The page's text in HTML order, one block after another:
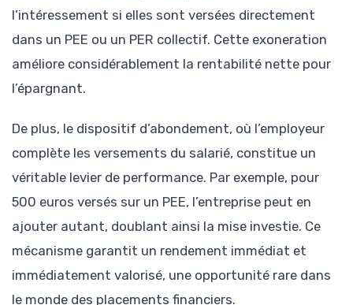
l’intéressement si elles sont versées directement
dans un PEE ou un PER collectif. Cette exoneration
améliore considérablement la rentabilité nette pour
l’épargnant.
De plus, le dispositif d’abondement, où l’employeur
complète les versements du salarié, constitue un
véritable levier de performance. Par exemple, pour
500 euros versés sur un PEE, l’entreprise peut en
ajouter autant, doublant ainsi la mise investie. Ce
mécanisme garantit un rendement immédiat et
immédiatement valorisé, une opportunité rare dans
le monde des placements financiers.